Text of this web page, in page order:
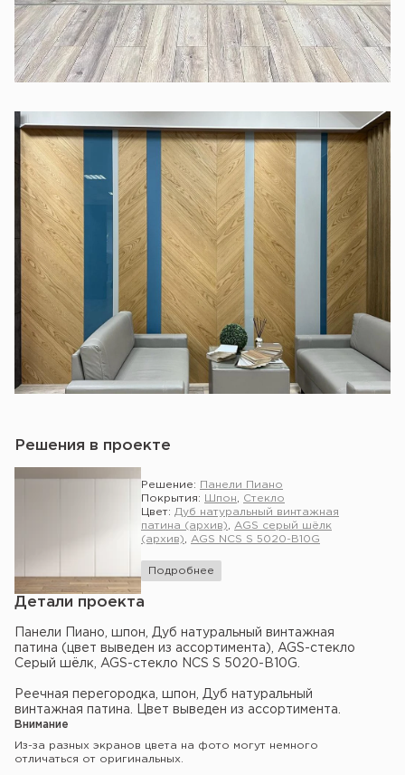
Решения в проекте
Решение:
Панели Пиано
Покрытия:
Шпон
Стекло
Цвет: Дуб натуральный винтажная
патина (архив)
AGS серый шёлк
(архив)
AGS NCS S 5020-B10G
Подробнее
Детали проекта
Панели Пиано, шпон, Дуб натуральный винтажная
патина (цвет выведен из ассортимента), AGS-стекло
Серый шёлк, AGS-стекло NCS S 5020-B10G.
Реечная перегородка, шпон, Дуб натуральный
винтажная патина. Цвет выведен из ассортимента.
Внимание
Из-за разных экранов цвета на фото могут немного
отличаться от оригинальных.